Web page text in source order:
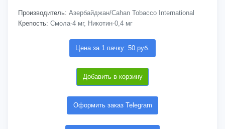
Производитель: Азербайджан/Cahan Tobacco International
Крепость: Смола-4 мг, Никотин-0,4 мг
Цена за 1 пачку: 50 руб.
Добавить в корзину
Оформить заказ Telegram